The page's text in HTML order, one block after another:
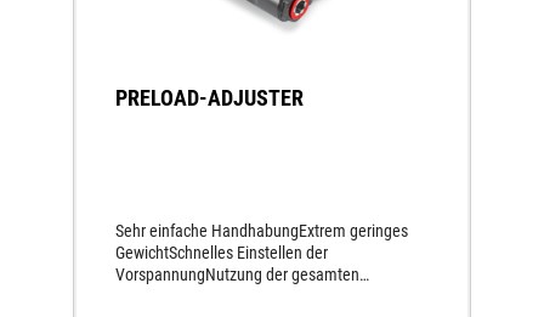
PRELOAD-ADJUSTER
Sehr einfache HandhabungExtrem geringes
GewichtSchnelles Einstellen der
VorspannungNutzung der gesamten